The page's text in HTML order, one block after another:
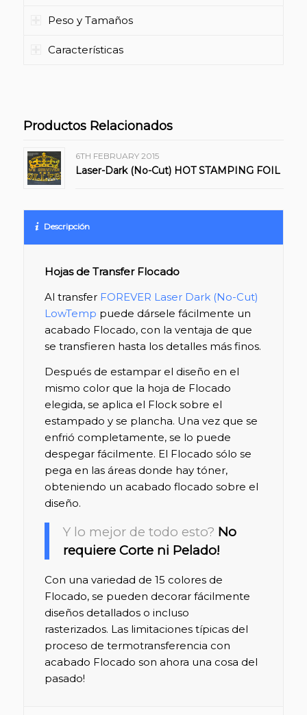
Peso y Tamaños
Características
Productos Relacionados
6TH FEBRUARY 2015
Laser-Dark (No-Cut) HOT STAMPING FOIL
Descripción
Hojas de Transfer Flocado
Al transfer FOREVER Laser Dark (No-Cut)
LowTemp puede dársele fácilmente un
acabado Flocado, con la ventaja de que
se transfieren hasta los detalles más finos.
Después de estampar el diseño en el
mismo color que la hoja de Flocado
elegida, se aplica el Flock sobre el
estampado y se plancha. Una vez que se
enfrió completamente, se lo puede
despegar fácilmente. El Flocado sólo se
pega en las áreas donde hay tóner,
obteniendo un acabado flocado sobre el
diseño.
Y lo mejor de todo esto? No
requiere Corte ni Pelado!
Con una variedad de 15 colores de
Flocado, se pueden decorar fácilmente
diseños detallados o incluso
rasterizados. Las limitaciones típicas del
proceso de termotransferencia con
acabado Flocado son ahora una cosa del
pasado!